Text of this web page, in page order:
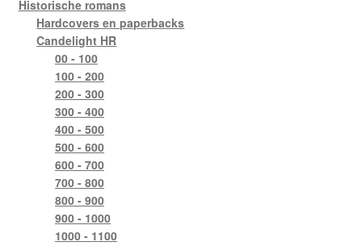
Historische romans
Hardcovers en paperbacks
Candelight HR
00 - 100
100 - 200
200 - 300
300 - 400
400 - 500
500 - 600
600 - 700
700 - 800
800 - 900
900 - 1000
1000 - 1100